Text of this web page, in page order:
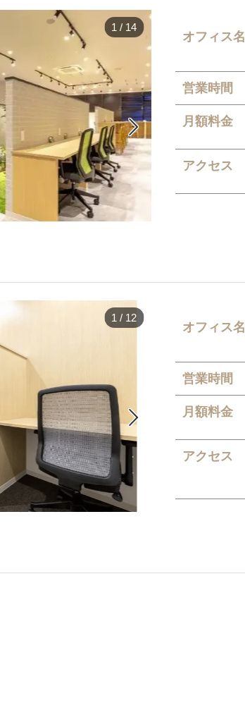

1 / 14
オフィス名
営業時間
月額料金
アクセス

1 / 12
オフィス名
営業時間
月額料金
アクセス